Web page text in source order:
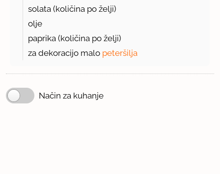
solata (količina po želji)
olje
paprika (količina po želji)
za dekoracijo malo peteršilja
Način za kuhanje